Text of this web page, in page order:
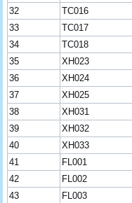
32
TC016
33
TC017
34
TC018
35
XH023
36
XH024
37
XH025
38
XH031
39
XH032
40
XH033
41
FL001
42
FL002
43
FL003